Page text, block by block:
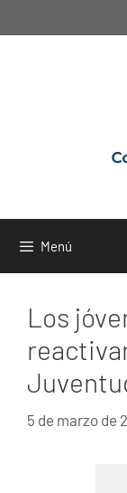
al
Menú
Los
5 de marzo de